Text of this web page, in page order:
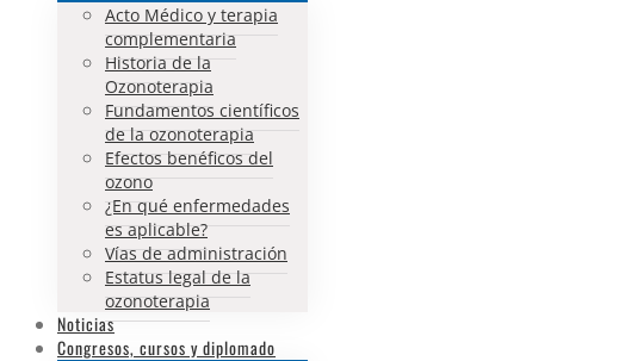
Acto Médico y terapia
complementaria
Historia de la
Ozonoterapia
Fundamentos científicos
de la ozonoterapia
Efectos benéficos del
ozono
¿En qué enfermedades
es aplicable?
Vías de administración
Estatus legal de la
ozonoterapia
Noticias
Congresos, cursos y diplomado